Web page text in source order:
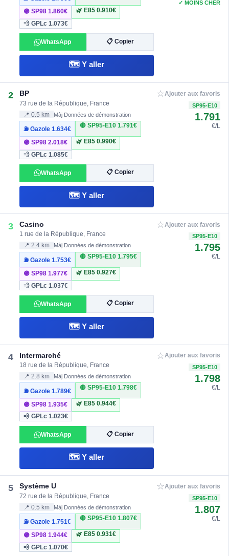
🟣 SP981.860€ 🌿 E85 0.910€
💨 GPLc1.073€
WhatsApp 📋 Copier
🗺️ Y aller
✓ MOINS CHER
2 BP
73 rue de la République, France
📍 0.5 km Màj Données de démonstration
⛽ Gazole1.634€
🔴 SP95-E10 1.791€
🟣 SP982.018€ 🌿 E85 0.990€
💨 GPLc1.085€
WhatsApp 📋 Copier
🗺️ Y aller
☆Ajouter aux favoris
SP95-E10
1.791
€/L
3 Casino
1 rue de la République, France
📍 2.4 km Màj Données de démonstration
⛽ Gazole1.753€
🔴 SP95-E10 1.795€
🟣 SP981.977€ 🌿 E85 0.927€
💨 GPLc1.037€
WhatsApp 📋 Copier
🗺️ Y aller
☆Ajouter aux favoris
SP95-E10
1.795
€/L
4 Intermarché
18 rue de la République, France
📍 2.8 km Màj Données de démonstration
⛽ Gazole1.789€
🔴 SP95-E10 1.798€
🟣 SP981.935€ 🌿 E85 0.944€
💨 GPLc1.023€
WhatsApp 📋 Copier
🗺️ Y aller
☆Ajouter aux favoris
SP95-E10
1.798
€/L
5 Système U
72 rue de la République, France
📍 0.5 km Màj Données de démonstration
⛽ Gazole1.751€
🔴 SP95-E10 1.807€
🟣 SP981.944€ 🌿 E85 0.931€
💨 GPLc1.070€
☆Ajouter aux favoris
SP95-E10
1.807
€/L